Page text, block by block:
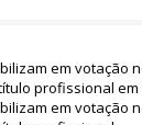
em votação
profissional em
em votação